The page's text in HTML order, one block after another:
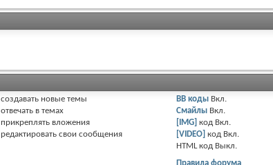
создавать новые темы
отвечать в темах
прикреплять вложения
редактировать свои сообщения
BB коды Вкл.
Смайлы Вкл.
[IMG] код Вкл.
[VIDEO] код Вкл.
HTML код Выкл.
Правила форума